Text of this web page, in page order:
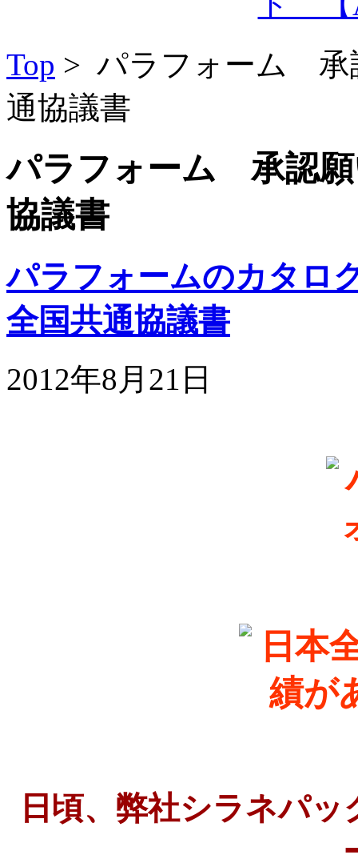
Top > パラフォーム 承
通協議書
パラフォーム 承認願
協議書
パラフォームのカタロ
全国共通協議書
2012年8月21日
日頃、弊社シラネパ